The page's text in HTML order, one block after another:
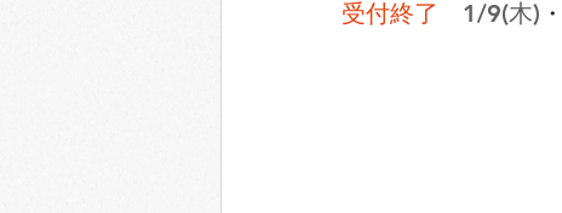
受付終了しました
受付終了 1/9(木) ・